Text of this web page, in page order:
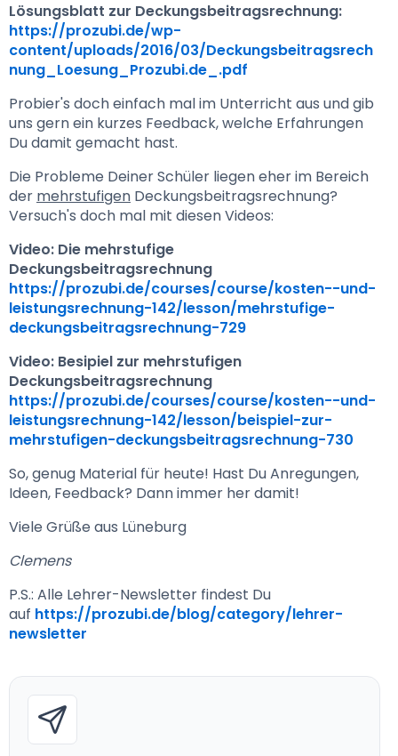
Lösungsblatt zur Deckungsbeitragsrechnung:
https://prozubi.de/wp-
content/uploads/2016/03/Deckungsbeitragsrech
nung_Loesung_Prozubi.de_.pdf
Probier's doch einfach mal im Unterricht aus und gib
uns gern ein kurzes Feedback, welche Erfahrungen
Du damit gemacht hast.
Die Probleme Deiner Schüler liegen eher im Bereich
der mehrstufigen Deckungsbeitragsrechnung?
Versuch's doch mal mit diesen Videos:
Video: Die mehrstufige
Deckungsbeitragsrechnung
https://prozubi.de/courses/course/kosten--und-
leistungsrechnung-142/lesson/mehrstufige-
deckungsbeitragsrechnung-729
Video: Besipiel zur mehrstufigen
Deckungsbeitragsrechnung
https://prozubi.de/courses/course/kosten--und-
leistungsrechnung-142/lesson/beispiel-zur-
mehrstufigen-deckungsbeitragsrechnung-730
So, genug Material für heute! Hast Du Anregungen,
Ideen, Feedback? Dann immer her damit!
Viele Grüße aus Lüneburg
Clemens
P.S.: Alle Lehrer-Newsletter findest Du
auf https://prozubi.de/blog/category/lehrer-
newsletter